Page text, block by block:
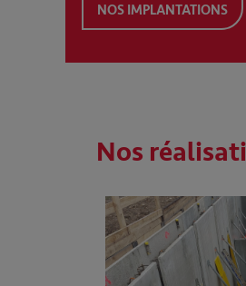
NOS IMPLANTATIONS
Nos